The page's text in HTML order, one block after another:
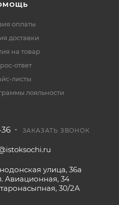
оплаты
доставки
на товар
ответ
листы
лояльности
ЗАКАЗАТЬ ЗВОНОК
улица, 36а
Авиационная, 34
30/2А